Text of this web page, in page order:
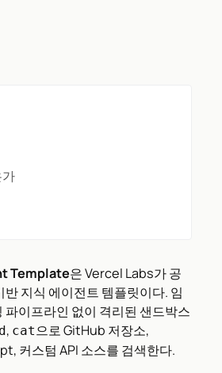
Template은 Vercel Labs가 공
반 지식 에이전트 템플릿이다. 임
파이프라인 없이 격리된 샌드박스
, cat으로 GitHub 저장소,
커스텀 API 소스를 검색한다.